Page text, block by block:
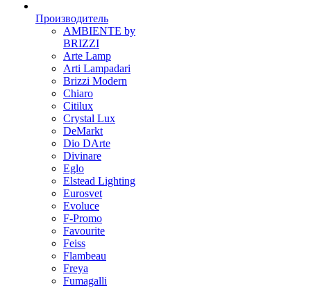
Производитель
AMBIENTE by
BRIZZI
Arte Lamp
Arti Lampadari
Brizzi Modern
Chiaro
Citilux
Crystal Lux
DeMarkt
Dio DArte
Divinare
Eglo
Elstead Lighting
Eurosvet
Evoluce
F-Promo
Favourite
Feiss
Flambeau
Freya
Fumagalli